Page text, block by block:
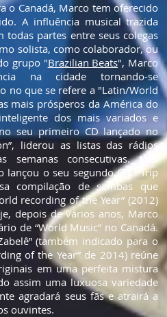
o Canadá, Marco tem oferecido
A influência musical trazida
partes entre seus colegas
solista, como colaborador, ou
grupo "Brazilian Beats", Marco
na cidade tornando-se
no que se refere a "Latin/World
mais prósperos da América do
dos mais variados e
seu primeiro CD lançado no
liderou as listas das rádios
semanas consecutivas. Não
o seu segundo CD, “Trip
compilação de sambas que
recording of the Year” (2012)
depois de vários anos, Marco
de “World Music” no Canadá.
(também indicado para o
of the Year” de 2014) reúne
em uma perfeita mistura
assim uma luxuosa variedade
agradará seus fãs e atrairá a
ouvintes.